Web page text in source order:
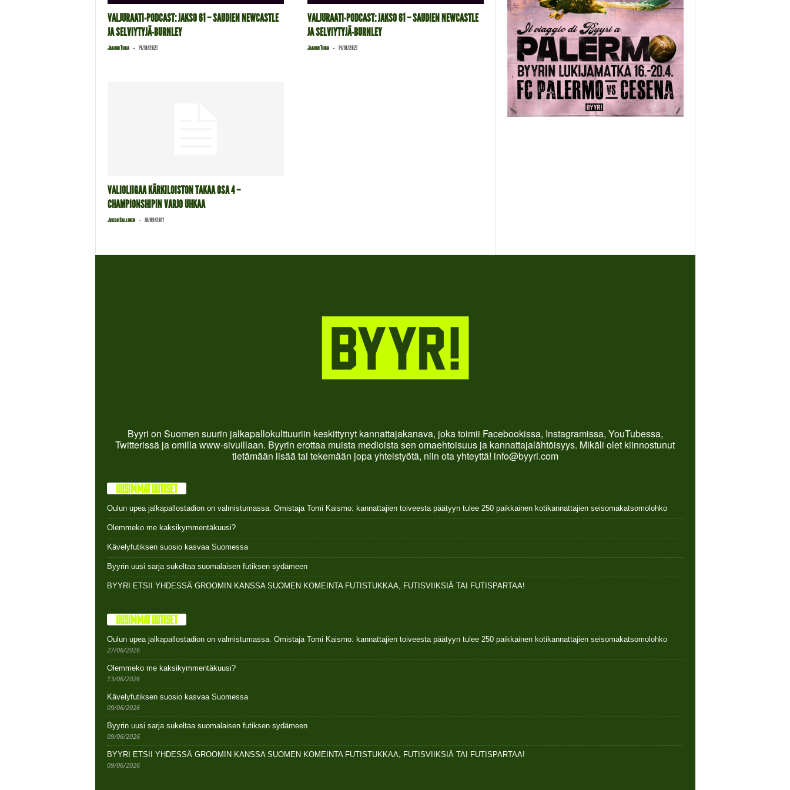
VALJURAATI-PODCAST: JAKSO 61 – SAUDIEN NEWCASTLE
JA SELVIYTYJÄ-BURNLEY
Jaakko Tiira - 14/10/2021
VALJURAATI-PODCAST: JAKSO 61 – SAUDIEN NEWCASTLE
JA SELVIYTYJÄ-BURNLEY
Jaakko Tiira - 14/10/2021
VALIOLIIGAA KÄRKILOISTON TAKAA OSA 4 –
CHAMPIONSHIPIN VARJO UHKAA
Juuso Sallinen - 10/09/2017
Byyri on Suomen suurin jalkapallokulttuuriin keskittynyt kannattajakanava, joka toimii Facebookissa, Instagramissa, YouTubessa,
Twitterissä ja omilla www-sivuillaan. Byyrin erottaa muista medioista sen omaehtoisuus ja kannattajalähtöisyys. Mikäli olet kiinnostunut
tietämään lisää tai tekemään jopa yhteistyötä, niin ota yhteyttä! info@byyri.com
UUSIMMAT UUTISET
Oulun upea jalkapallostadion on valmistumassa. Omistaja Tomi Kaismo: kannattajien toiveesta päätyyn tulee 250 paikkainen kotikannattajien seisomakatsomolohko
Olemmeko me kaksikymmentäkuusi?
Kävelyfutiksen suosio kasvaa Suomessa
Byyrin uusi sarja sukeltaa suomalaisen futiksen sydämeen
BYYRI ETSII YHDESSÄ GROOMIN KANSSA SUOMEN KOMEINTA FUTISTUKKAA, FUTISVIIKSIÄ TAI FUTISPARTAA!
UUSIMMAT UUTISET
Oulun upea jalkapallostadion on valmistumassa. Omistaja Tomi Kaismo: kannattajien toiveesta päätyyn tulee 250 paikkainen kotikannattajien seisomakatsomolohko
27/06/2026
Olemmeko me kaksikymmentäkuusi?
13/06/2026
Kävelyfutiksen suosio kasvaa Suomessa
09/06/2026
Byyrin uusi sarja sukeltaa suomalaisen futiksen sydämeen
09/06/2026
BYYRI ETSII YHDESSÄ GROOMIN KANSSA SUOMEN KOMEINTA FUTISTUKKAA, FUTISVIIKSIÄ TAI FUTISPARTAA!
09/06/2026